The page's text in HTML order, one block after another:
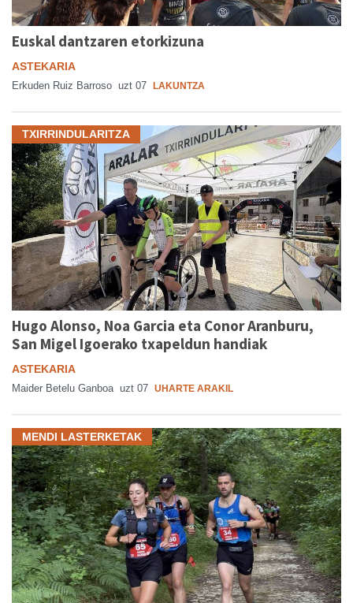
Euskal dantzaren etorkizuna
ASTEKARIA
Erkuden Ruiz Barroso uzt 07 LAKUNTZA
TXIRRINDULARITZA
Hugo Alonso, Noa Garcia eta Conor Aranburu,
San Migel Igoerako txapeldun handiak
ASTEKARIA
Maider Betelu Ganboa uzt 07 UHARTE ARAKIL
MENDI LASTERKETAK